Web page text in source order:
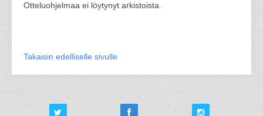
Otteluohjelmaa ei löytynyt arkistoista.
Takaisin edelliselle sivulle